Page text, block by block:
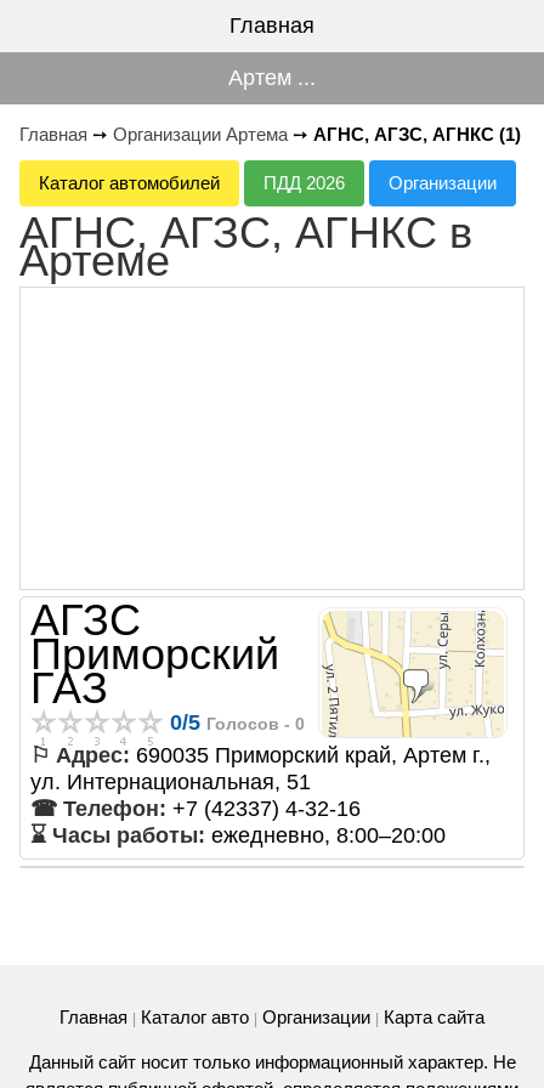
Главная
Артем ...
Главная ➙ Организации Артема ➙ АГНС, АГЗС, АГНКС (1)
Каталог автомобилей ПДД 2026 Организации
АГНС, АГЗС, АГНКС в
Артеме
АГЗС
Приморский
ГАЗ
0/5 Голосов - 0
⚐ Адрес: 690035 Приморский край, Артем г.,
ул. Интернациональная, 51
☎ Телефон: +7 (42337) 4-32-16
⌛ Часы работы: ежедневно, 8:00–20:00
Главная Каталог авто Организации Карта сайта
Данный сайт носит только информационный характер. Не